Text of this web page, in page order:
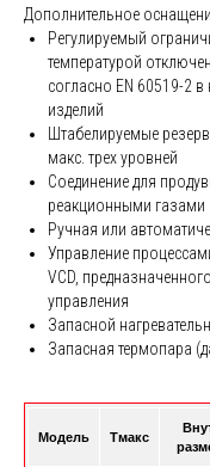
Дополнительное
Регулируемый
температурой
согласно EN 60519-2 в
изделий
Штабелируемые
макс. трех уровней
Соединение для
реакционными газами
Ручная или
Управление
VCD,
управления
Запасной
Запасная термопара
Модель Tмакс